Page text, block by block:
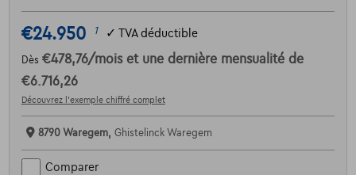
€24.950 1 ✓ TVA déductible
Dès €478,76/mois et une dernière mensualité de
€6.716,26
Découvrez l’exemple chiffré complet
8790 Waregem, Ghistelinck Waregem
Comparer